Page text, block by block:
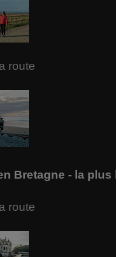
route
Bretagne - la
route